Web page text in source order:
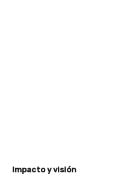
Impacto y visión